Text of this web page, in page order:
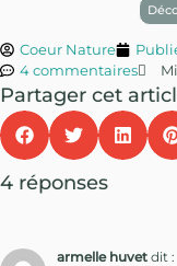
Coeur Nature
4 commentaires
Partager cet
4 réponses
armelle huvet dit :